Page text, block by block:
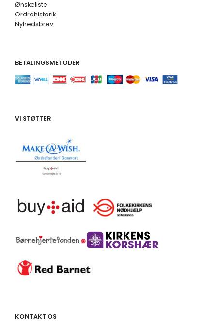
Ønskeliste
Ordrehistorik
Nyhedsbrev
BETALINGSMETODER
VI STØTTER
KONTAKT OS